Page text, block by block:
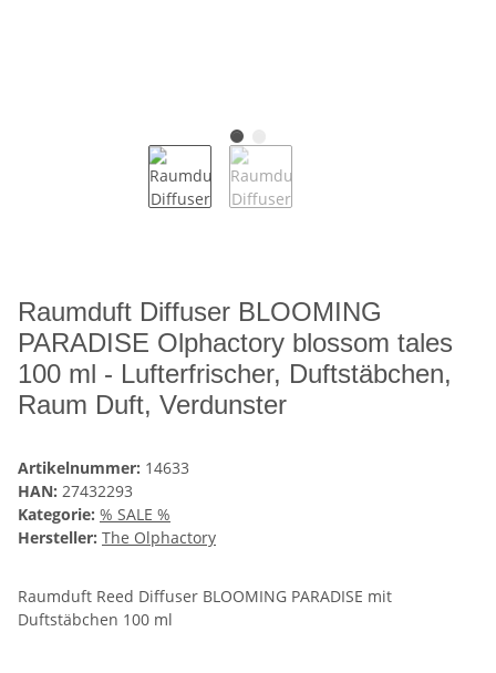
Raumduft Diffuser BLOOMING
PARADISE Olphactory blossom tales
100 ml - Lufterfrischer, Duftstäbchen,
Raum Duft, Verdunster
Artikelnummer: 14633
HAN: 27432293
Kategorie: % SALE %
Hersteller: The Olphactory
Raumduft Reed Diffuser BLOOMING PARADISE mit
Duftstäbchen 100 ml